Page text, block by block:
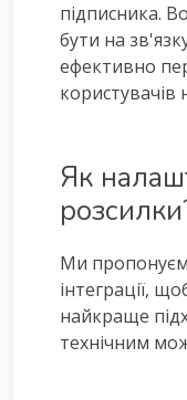
підписника.
бути на
ефективно
користувачів
Як
Ми
інтеграції,
найкраще
технічним